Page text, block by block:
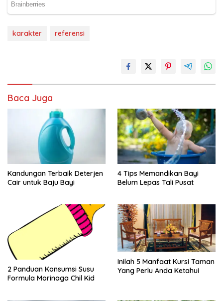
karakter referensi
Baca Juga
Kandungan Terbaik Deterjen
Cair untuk Baju Bayi
4 Tips Memandikan Bayi
Belum Lepas Tali Pusat
2 Panduan Konsumsi Susu
Formula Morinaga Chil Kid
Inilah 5 Manfaat Kursi Taman
Yang Perlu Anda Ketahui